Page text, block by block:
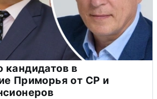
в
Приморья от СР и